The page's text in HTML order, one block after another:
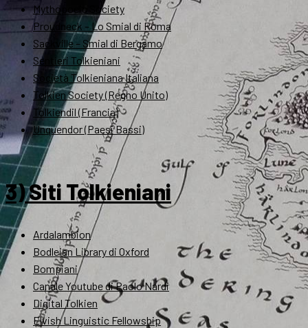
Mythopoeic Society
Proudneck – Lo Smial di Roma
Sackville – Smial di Bergamo
Sentieri Tolkieniani
Società Tolkieniana Italiana
Tolkien Society (Regno Unito)
Tolkiendil (Francia)
Unquendor (Paesi Bassi)
3) Siti Tolkieniani
Ardalambion
Bodleian Library di Oxford
Bompiani
Canale Youtube di Paolo Nardi
Digital Tolkien
Elvish Linguistic Fellowship